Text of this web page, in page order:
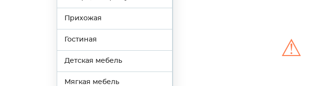
Прихожая
Гостиная
Детская мебель
Мягкая мебель
⚠